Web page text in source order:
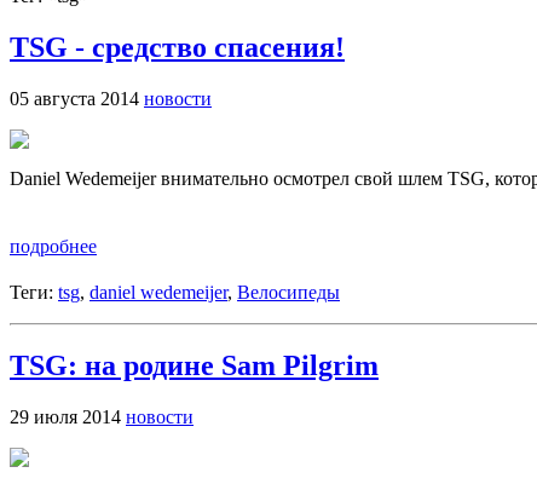
TSG - средство спасения!
05 августа 2014 новости
Daniel Wedemeijer внимательно осмотрел свой шлем TSG,
подробнее
Теги: tsg, daniel wedemeijer, Велосипеды
TSG: на родине Sam Pilgrim
29 июля 2014 новости